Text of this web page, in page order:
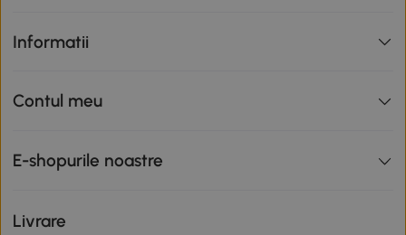
Informatii
Contul meu
E-shopurile noastre
Livrare